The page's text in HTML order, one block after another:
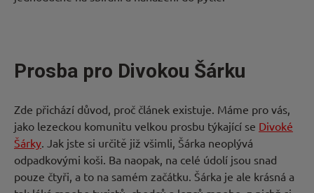
Prosba pro Divokou Šárku
Zde přichází důvod, proč článek existuje. Máme pro vás,
jako lezeckou komunitu velkou prosbu týkající se Divoké
Šárky . Jak jste si určitě již všimli, Šárka neoplývá
odpadkovými koši. Ba naopak, na celé údolí jsou snad
pouze čtyři, a to na samém začátku. Šárka je ale krásná a